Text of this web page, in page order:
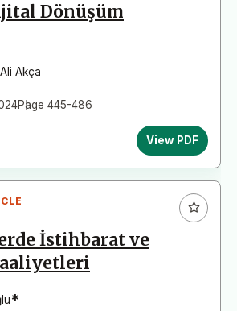
Dönüşüm
Ali Akça
Page 445-486
View PDF
İstihbarat ve
*